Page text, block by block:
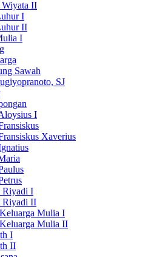
II
I
II
I
Sawah
SJ
I
Xaverius
Riyadi I
Riyadi II
Mulia I
Mulia II
I
II